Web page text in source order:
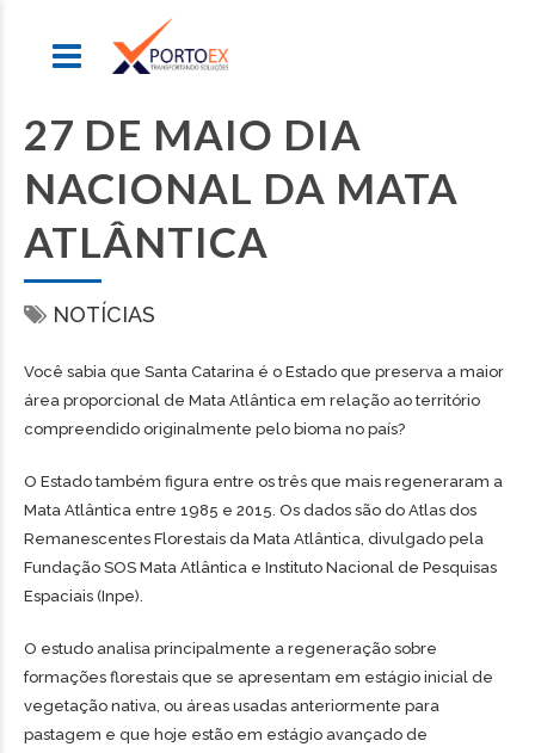
27 DE MAIO DIA
NACIONAL DA MATA
ATLÂNTICA
NOTÍCIAS
Você sabia que Santa Catarina é o Estado que preserva a maior
área proporcional de Mata Atlântica em relação ao território
compreendido originalmente pelo bioma no país?
O Estado também figura entre os três que mais regeneraram a
Mata Atlântica entre 1985 e 2015. Os dados são do Atlas dos
Remanescentes Florestais da Mata Atlântica, divulgado pela
Fundação SOS Mata Atlântica e Instituto Nacional de Pesquisas
Espaciais (Inpe).
O estudo analisa principalmente a regeneração sobre
formações florestais que se apresentam em estágio inicial de
vegetação nativa, ou áreas usadas anteriormente para
pastagem e que hoje estão em estágio avançado de